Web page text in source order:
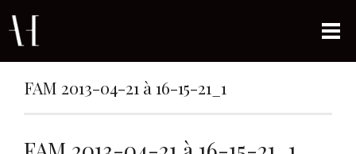
FAM 2013-04-21 à 16-15-21_1